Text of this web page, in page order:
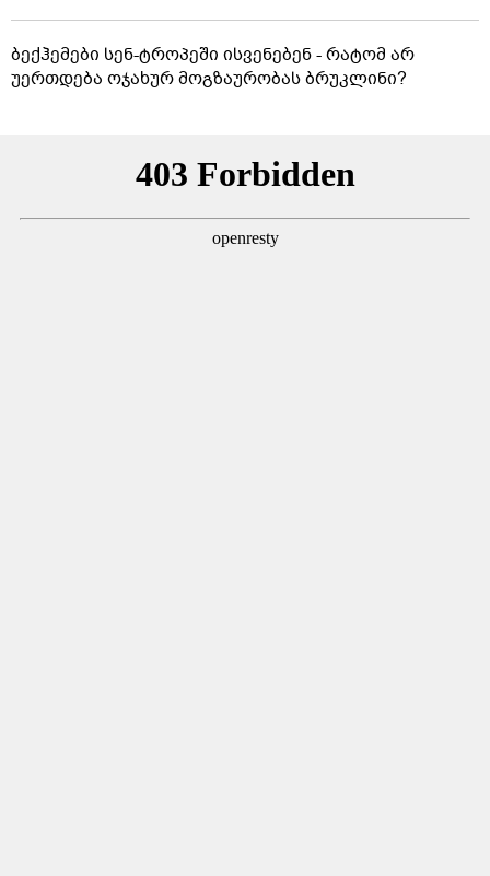
ბექჰემები სენ-ტროპეში ისვენებენ - რატომ არ
უერთდება ოჯახურ მოგზაურობას ბრუკლინი?